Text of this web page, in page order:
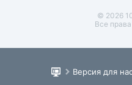
© 2026
Все
Версия для